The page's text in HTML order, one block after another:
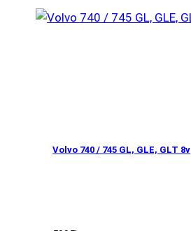
Volvo 740 / 745 GL, GLE, GLT 8v